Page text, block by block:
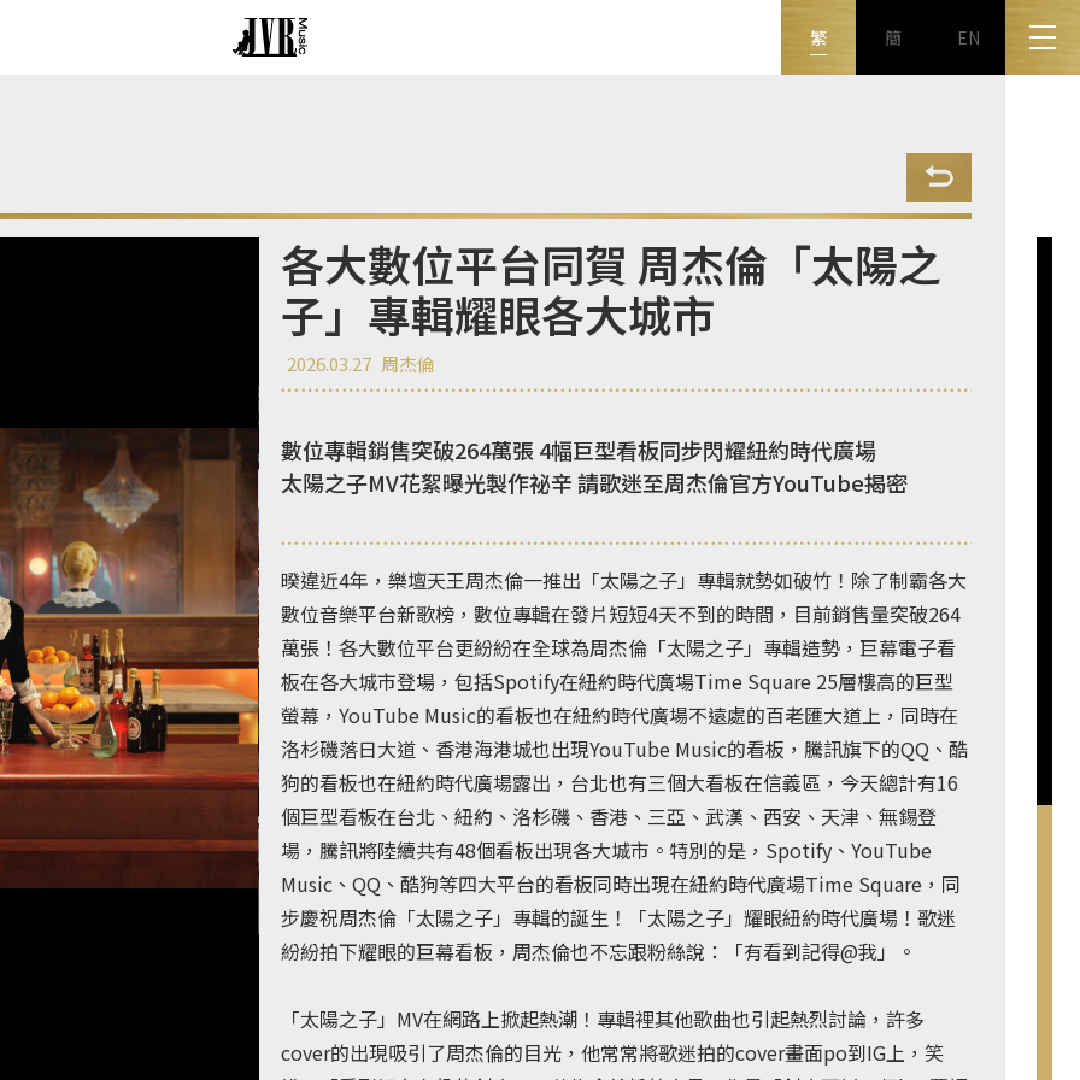
繁 簡 EN
各大數位平台同賀 周杰倫「太陽之
子」專輯耀眼各大城市
2026.03.27 周杰倫
數位專輯銷售突破264萬張 4幅巨型看板同步閃耀紐約時代廣場
太陽之子MV花絮曝光製作祕辛 請歌迷至周杰倫官方YouTube揭密
暌違近4年，樂壇天王周杰倫一推出「太陽之子」專輯就勢如破竹！除了制霸各大
數位音樂平台新歌榜，數位專輯在發片短短4天不到的時間，目前銷售量突破264
萬張！各大數位平台更紛紛在全球為周杰倫「太陽之子」專輯造勢，巨幕電子看
板在各大城市登場，包括Spotify在紐約時代廣場Time Square 25層樓高的巨型
螢幕，YouTube Music的看板也在紐約時代廣場不遠處的百老匯大道上，同時在
洛杉磯落日大道、香港海港城也出現YouTube Music的看板，騰訊旗下的QQ、酷
狗的看板也在紐約時代廣場露出，台北也有三個大看板在信義區，今天總計有16
個巨型看板在台北、紐約、洛杉磯、香港、三亞、武漢、西安、天津、無錫登
場，騰訊將陸續共有48個看板出現各大城市。特別的是，Spotify、YouTube
Music、QQ、酷狗等四大平台的看板同時出現在紐約時代廣場Time Square，同
步慶祝周杰倫「太陽之子」專輯的誕生！「太陽之子」耀眼紐約時代廣場！歌迷
紛紛拍下耀眼的巨幕看板，周杰倫也不忘跟粉絲說：「有看到記得@我」。
「太陽之子」MV在網路上掀起熱潮！專輯裡其他歌曲也引起熱烈討論，許多
cover的出現吸引了周杰倫的目光，他常常將歌迷拍的cover畫面po到IG上，笑